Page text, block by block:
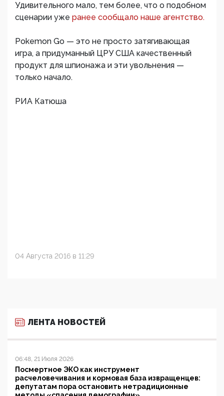
Удивительного мало, тем более, что о подобном
сценарии уже ранее сообщало наше агентство.
Pokemon Go — это не просто затягивающая
игра, а придуманный ЦРУ США качественный
продукт для шпионажа и эти увольнения —
только начало.
РИА Катюша
04 Августа 2016 в 11:29
ЛЕНТА НОВОСТЕЙ
06:48, 21 Июля 2026
Посмертное ЭКО как инструмент
расчеловечивания и кормовая база извращенцев:
депутатам пора остановить нетрадиционные